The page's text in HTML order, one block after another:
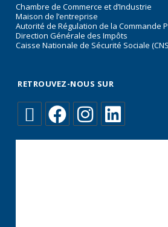
Chambre de Commerce et d’Industrie
Maison de l’entreprise
Autorité de Régulation de la Commande
Direction Générale des Impôts
Caisse Nationale de Sécurité Sociale
RETROUVEZ-NOUS SUR